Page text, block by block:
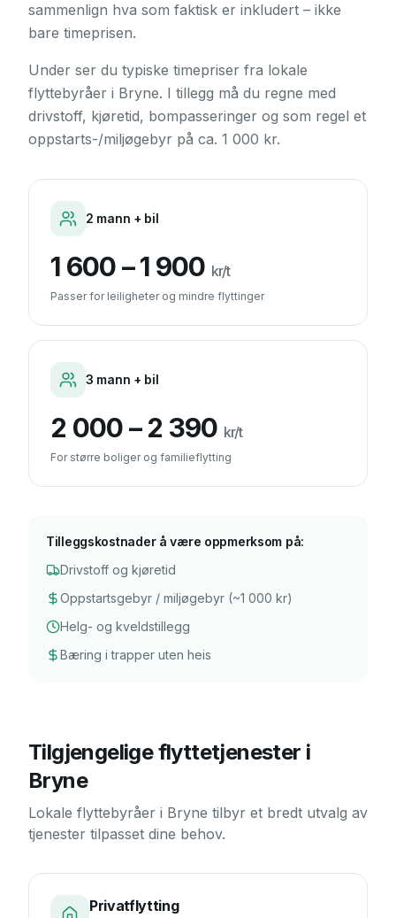
sammenlign hva som faktisk er inkludert – ikke
bare timeprisen.
Under ser du typiske timepriser fra lokale
flyttebyråer i Bryne. I tillegg må du regne med
drivstoff, kjøretid, bompasseringer og som regel et
oppstarts-/miljøgebyr på ca. 1 000 kr.
2 mann + bil
1 600 – 1 900 kr/t
Passer for leiligheter og mindre flyttinger
3 mann + bil
2 000 – 2 390 kr/t
For større boliger og familieflytting
Tilleggskostnader å være oppmerksom på:
Drivstoff og kjøretid
Oppstartsgebyr / miljøgebyr (~1 000 kr)
Helg- og kveldstillegg
Bæring i trapper uten heis
Tilgjengelige flyttetjenester i
Bryne
Lokale flyttebyråer i Bryne tilbyr et bredt utvalg av
tjenester tilpasset dine behov.
Privatflytting